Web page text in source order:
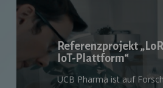
Plattform“
Referenzprojekt
IoT-Plattform“
UCB Pharma ist auf